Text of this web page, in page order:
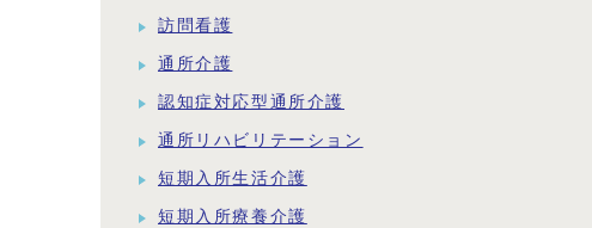
訪問看護
通所介護
認知症対応型通所介護
通所リハビリテーション
短期入所生活介護
短期入所療養介護